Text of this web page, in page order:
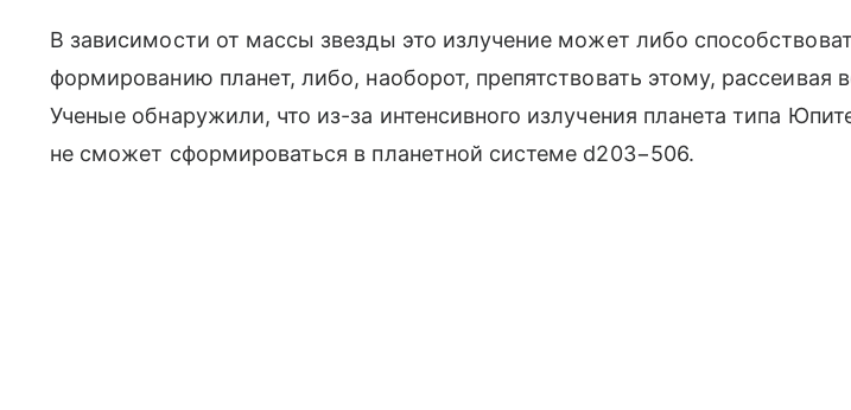
В зависимости от массы звезды это излучение может либо
формированию планет, либо, наоборот, препятствовать этому, рассеивая
Ученые обнаружили, что из-за интенсивного излучения планета типа
не сможет сформироваться в планетной системе d203−506.